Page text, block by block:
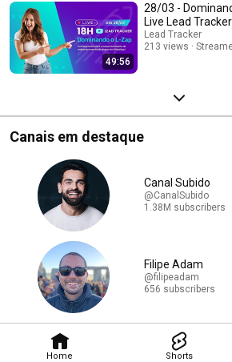
Home Shorts
49:56
28/03 -
Live Lead Tracker
Lead Tracker
213 views
Canais em destaque
Canal Subido
@CanalSubido
1.38M subscribers
Filipe Adam
@filipeadam
656 subscribers